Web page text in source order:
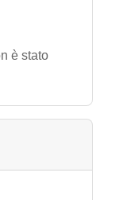
è stato